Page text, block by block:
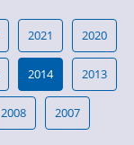
2021 2020
2014 2013
2008 2007